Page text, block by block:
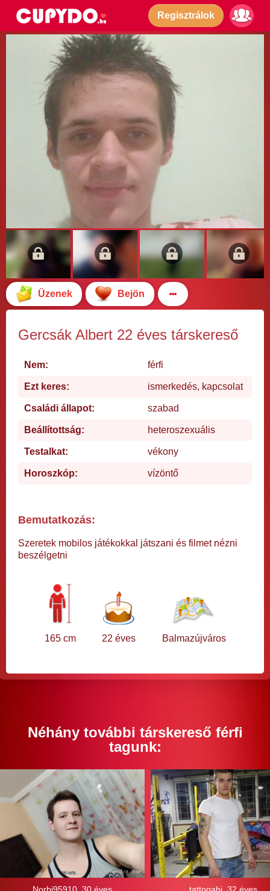
Regisztrálok
Üzenek Bejön
Gercsák Albert 22 éves társkereső
Nem: férfi
Ezt keres: ismerkedés, kapcsolat
Családi állapot: szabad
Beállítottság: heteroszexuális
Testalkat: vékony
Horoszkóp: vízöntő
Bemutatkozás:
Szeretek mobilos játékokkal játszani és filmet nézni
beszélgetni
165 cm 22 éves Balmazújváros
Néhány további társkereső férfi
tagunk:
Norbi95910, 30 éves tattogabi, 32 éves